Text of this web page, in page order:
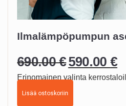
Ilmalämpöpumpun
690.00€ Alkuperäinen
hinta
oli:
590.00 €
Erinomainen valinta
Lisää ostoskoriin